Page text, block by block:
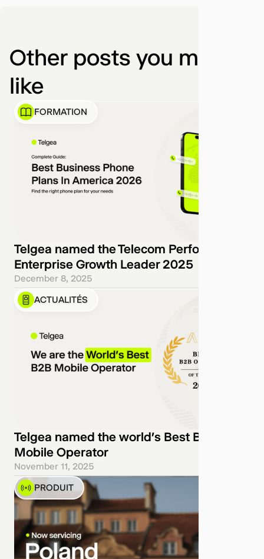
Other posts you might
like
FORMATION
Telgea named the Telecom Performance
Enterprise Growth Leader 2025
December 8, 2025
ACTUALITÉS
Telgea named the world’s Best B2B
Mobile Operator
November 11, 2025
PRODUIT